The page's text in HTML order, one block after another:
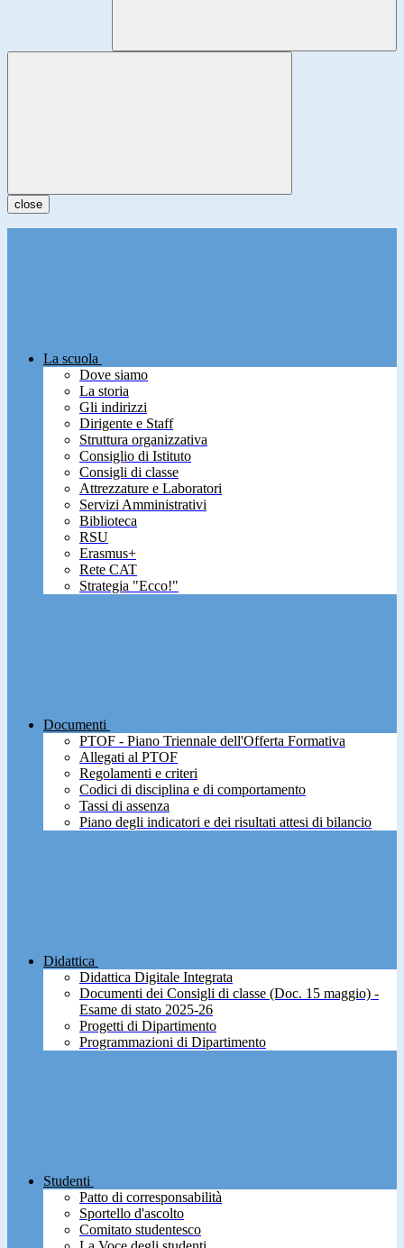
close
La scuola
Dove siamo
La storia
Gli indirizzi
Dirigente e Staff
Struttura organizzativa
Consiglio di Istituto
Consigli di classe
Attrezzature e Laboratori
Servizi Amministrativi
Biblioteca
RSU
Erasmus+
Rete CAT
Strategia "Ecco!"
Documenti
PTOF - Piano Triennale dell'Offerta Formativa
Allegati al PTOF
Regolamenti e criteri
Codici di disciplina e di comportamento
Tassi di assenza
Piano degli indicatori e dei risultati attesi di bilancio
Didattica
Didattica Digitale Integrata
Documenti dei Consigli di classe (Doc. 15 maggio) -
Esame di stato 2025-26
Progetti di Dipartimento
Programmazioni di Dipartimento
Studenti
Patto di corresponsabilità
Sportello d'ascolto
Comitato studentesco